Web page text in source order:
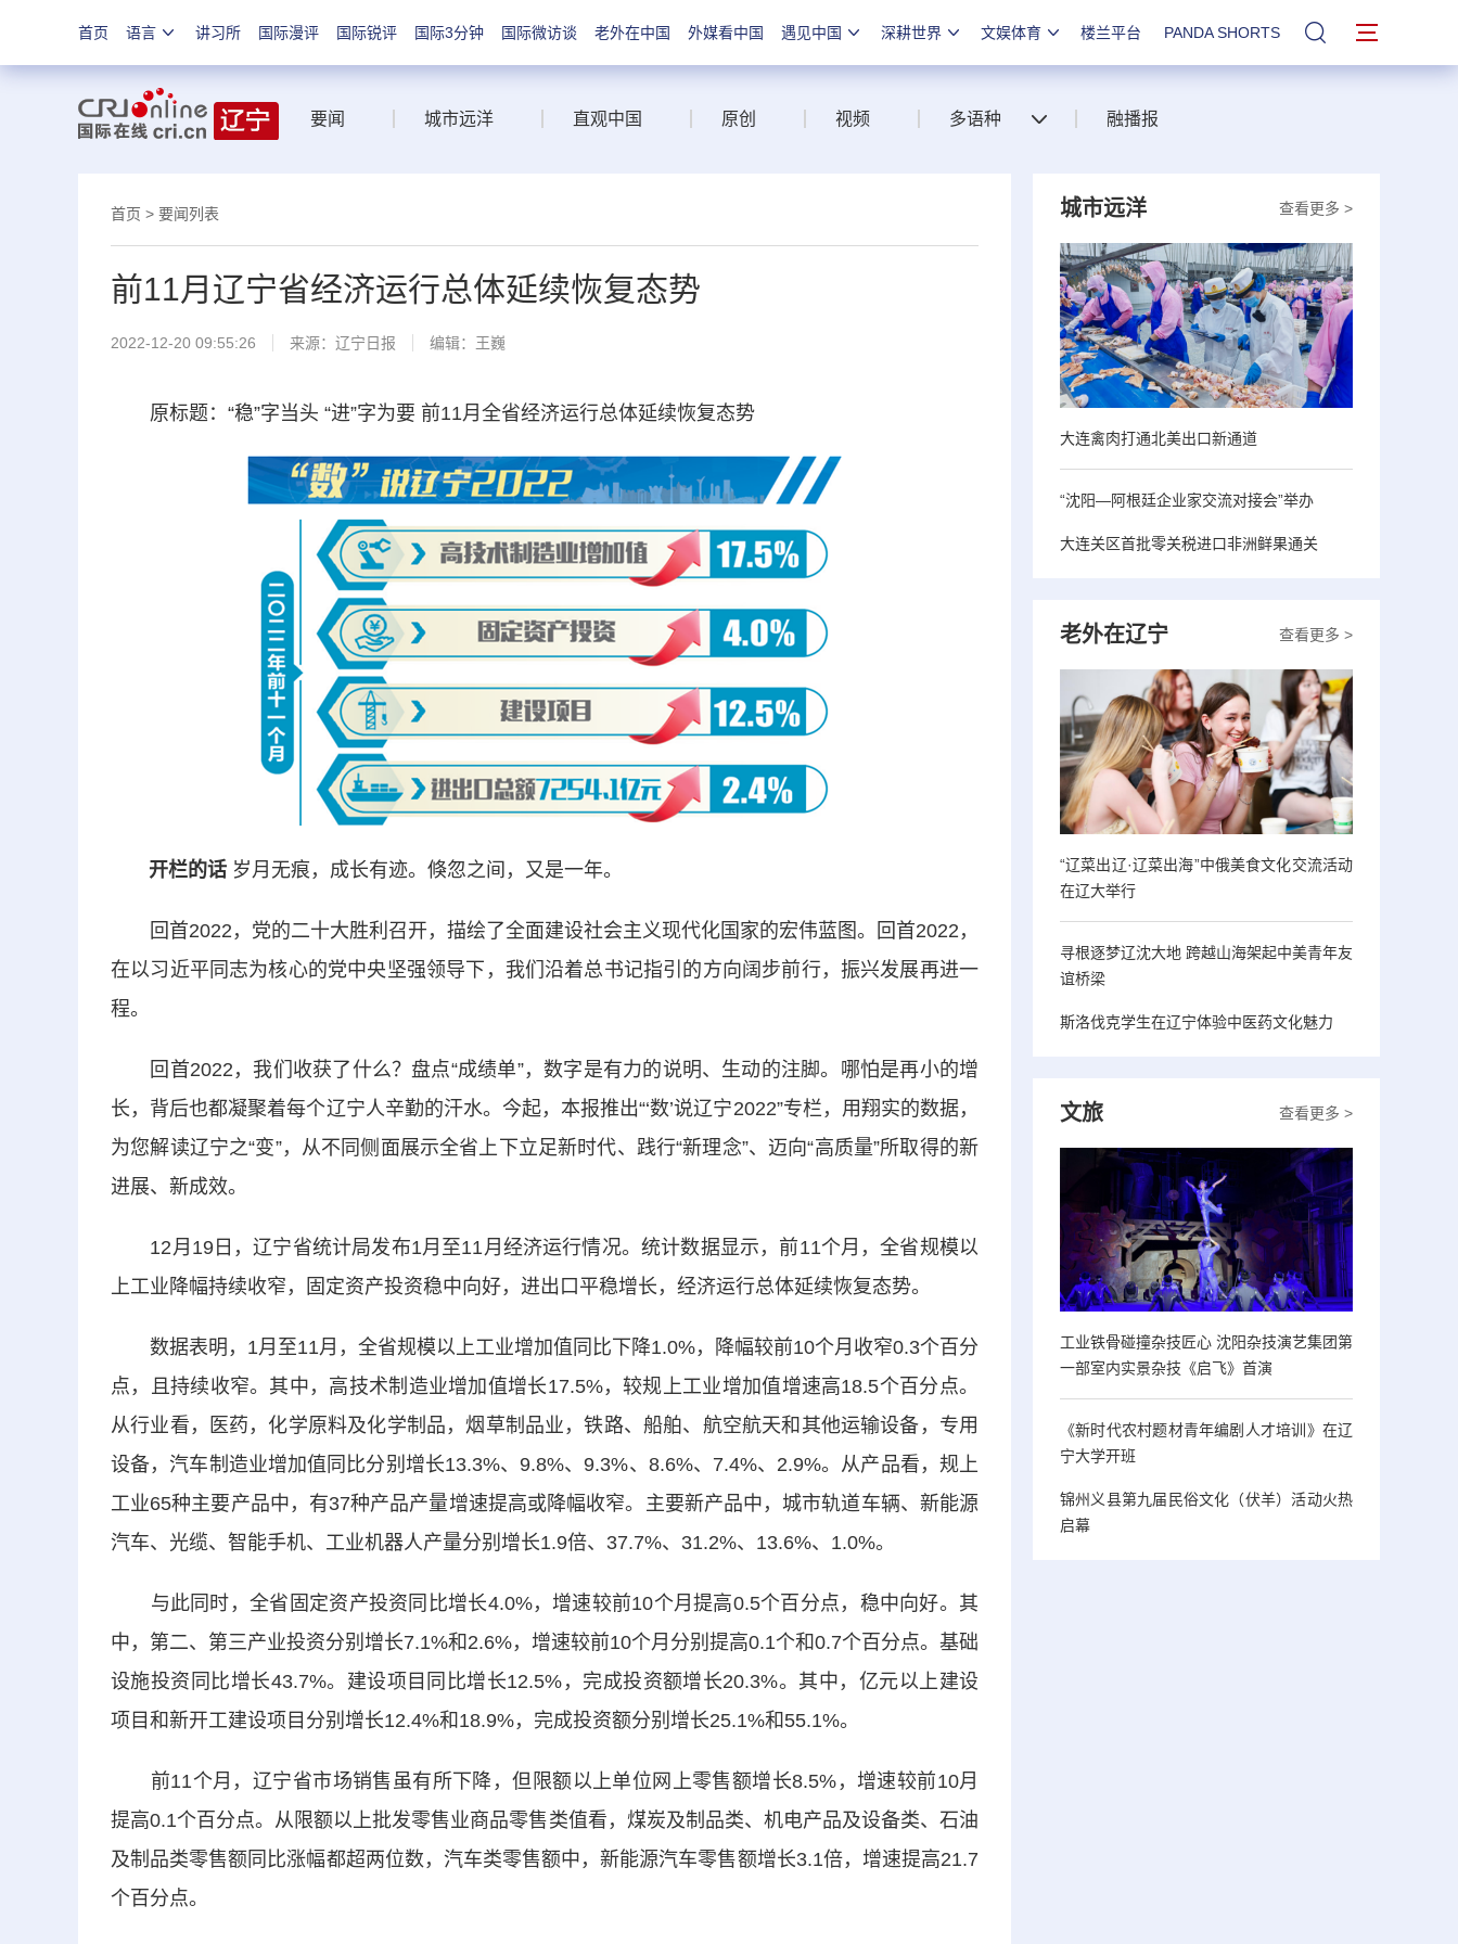
首页 语言 讲习所 国际漫评 国际锐评 国际3分钟 国际微访谈 老外在中国 外媒看中国 遇见中国 深耕世界 文娱体育 楼兰平台 PANDA SHORTS 站内搜索
要闻 城市远洋 直观中国 原创 视频 多语种 融播报
首页 > 要闻列表
前11月辽宁省经济运行总体延续恢复态势
2022-12-20 09:55:26 来源： 辽宁日报 编辑：王巍
原标题：“稳”字当头 “进”字为要 前11月全省经济运行总体延续恢复态势
开栏的话 岁月无痕，成长有迹。倏忽之间，又是一年。
回首2022，党的二十大胜利召开，描绘了全面建设社会主义现代化国家的宏伟蓝图。回首2022，
在以习近平同志为核心的党中央坚强领导下，我们沿着总书记指引的方向阔步前行，振兴发展再进一
程。
回首2022，我们收获了什么？盘点“成绩单”，数字是有力的说明、生动的注脚。哪怕是再小的增
长，背后也都凝聚着每个辽宁人辛勤的汗水。今起，本报推出“‘数’说辽宁2022”专栏，用翔实的数据，
为您解读辽宁之“变”，从不同侧面展示全省上下立足新时代、践行“新理念”、迈向“高质量”所取得的新
进展、新成效。
12月19日，辽宁省统计局发布1月至11月经济运行情况。统计数据显示，前11个月，全省规模以
上工业降幅持续收窄，固定资产投资稳中向好，进出口平稳增长，经济运行总体延续恢复态势。
数据表明，1月至11月，全省规模以上工业增加值同比下降1.0%，降幅较前10个月收窄0.3个百分
点，且持续收窄。其中，高技术制造业增加值增长17.5%，较规上工业增加值增速高18.5个百分点。
从行业看，医药，化学原料及化学制品，烟草制品业，铁路、船舶、航空航天和其他运输设备，专用
设备，汽车制造业增加值同比分别增长13.3%、9.8%、9.3%、8.6%、7.4%、2.9%。从产品看，规上
工业65种主要产品中，有37种产品产量增速提高或降幅收窄。主要新产品中，城市轨道车辆、新能源
汽车、光缆、智能手机、工业机器人产量分别增长1.9倍、37.7%、31.2%、13.6%、1.0%。
与此同时，全省固定资产投资同比增长4.0%，增速较前10个月提高0.5个百分点，稳中向好。其
中，第二、第三产业投资分别增长7.1%和2.6%，增速较前10个月分别提高0.1个和0.7个百分点。基础
设施投资同比增长43.7%。建设项目同比增长12.5%，完成投资额增长20.3%。其中，亿元以上建设
项目和新开工建设项目分别增长12.4%和18.9%，完成投资额分别增长25.1%和55.1%。
前11个月，辽宁省市场销售虽有所下降，但限额以上单位网上零售额增长8.5%，增速较前10月
提高0.1个百分点。从限额以上批发零售业商品零售类值看，煤炭及制品类、机电产品及设备类、石油
及制品类零售额同比涨幅都超两位数，汽车类零售额中，新能源汽车零售额增长3.1倍，增速提高21.7
个百分点。
查看更多 >
城市远洋
大连禽肉打通北美出口新通道
“沈阳—阿根廷企业家交流对接会”举办
大连关区首批零关税进口非洲鲜果通关
查看更多 >
老外在辽宁
“辽菜出辽·辽菜出海”中俄美食文化交流活动
在辽大举行
寻根逐梦辽沈大地 跨越山海架起中美青年友
谊桥梁
斯洛伐克学生在辽宁体验中医药文化魅力
查看更多 >
文旅
工业铁骨碰撞杂技匠心 沈阳杂技演艺集团第
一部室内实景杂技《启飞》首演
《新时代农村题材青年编剧人才培训》在辽
宁大学开班
锦州义县第九届民俗文化（伏羊）活动火热
启幕